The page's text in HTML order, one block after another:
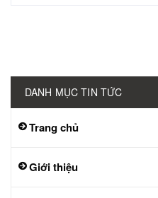
DANH MỤC TIN TỨC
Trang chủ
Giới thiệu